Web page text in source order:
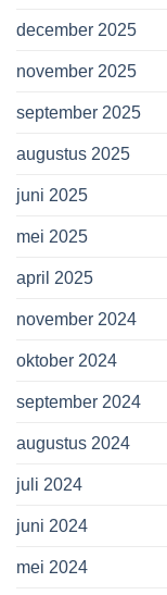
december 2025
november 2025
september 2025
augustus 2025
juni 2025
mei 2025
april 2025
november 2024
oktober 2024
september 2024
augustus 2024
juli 2024
juni 2024
mei 2024